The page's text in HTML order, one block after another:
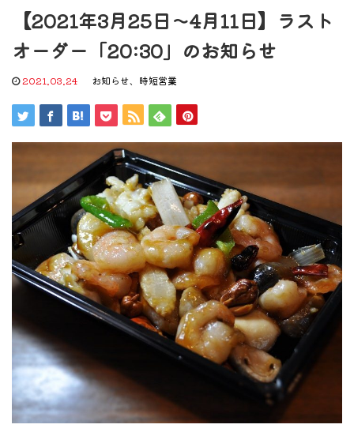
【2021年3月25日〜4月11日】ラスト
オーダー「20:30」のお知らせ
2021.03.24 お知らせ、 時短営業